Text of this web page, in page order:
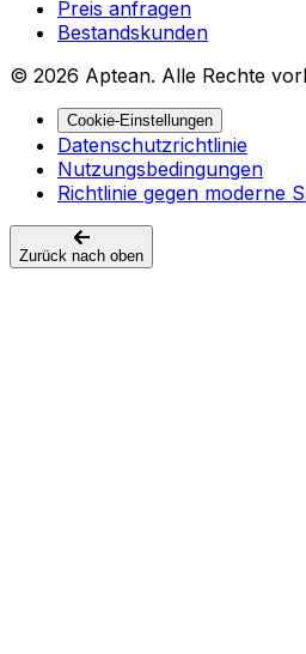
Preis anfragen
Bestandskunden
© 2026 Aptean. Alle Rechte
Cookie-Einstellungen
Datenschutzrichtlinie
Nutzungsbedingungen
Richtlinie gegen moderne
Zurück nach oben